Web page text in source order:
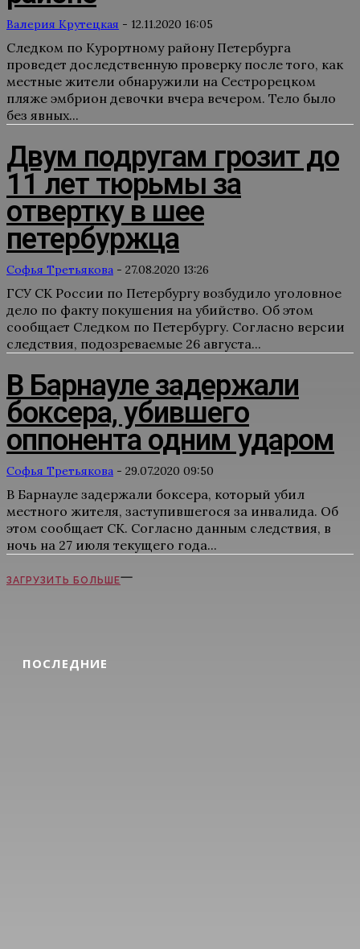
ПОСЛЕДНИЕ
Валерия Крутецкая - 12.11.2020 16:05
Следком по Курортному району Петербурга
проведет доследственную проверку после того, как
местные жители обнаружили на Сестрорецком
пляже эмбрион девочки вчера вечером. Тело было
без явных...
Двум подругам грозит до
11 лет тюрьмы за
отвертку в шее
петербуржца
Софья Третьякова - 27.08.2020 13:26
ГСУ СК России по Петербургу возбудило уголовное
дело по факту покушения на убийство. Об этом
сообщает Следком по Петербургу. Согласно версии
следствия, подозреваемые 26 августа...
В Барнауле задержали
боксера, убившего
оппонента одним ударом
Софья Третьякова - 29.07.2020 09:50
В Барнауле задержали боксера, который убил
местного жителя, заступившегося за инвалида. Об
этом сообщает СК. Согласно данным следствия, в
ночь на 27 июля текущего года...
ЗАГРУЗИТЬ БОЛЬШЕ